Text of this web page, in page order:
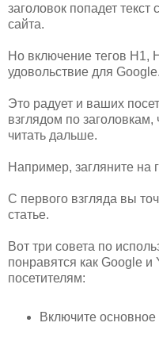
заголовок попадет
сайта.
Но включение тегов H1,
удовольствие для Google.
Это радует и ваших
взглядом по
читать дальше.
Например, загляните на
С первого взгляда вы
статье.
Вот три совета по
понравятся как Google
посетителям:
Включите